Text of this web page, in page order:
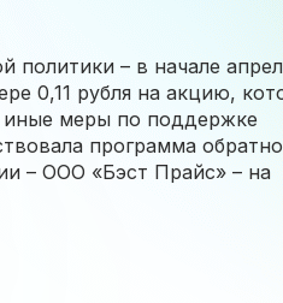
– в начале
0,11 рубля на акцию,
иные меры по поддержке
программа
– ООО «Бэст Прайс» – на